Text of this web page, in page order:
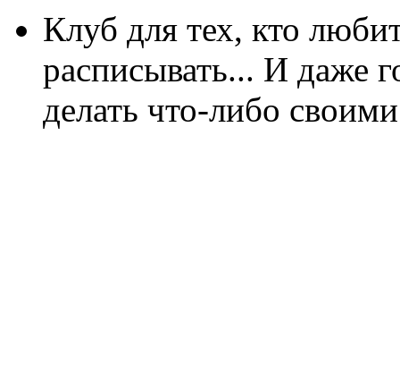
Клуб для тех, кто
расписывать... И даже
делать что-либо